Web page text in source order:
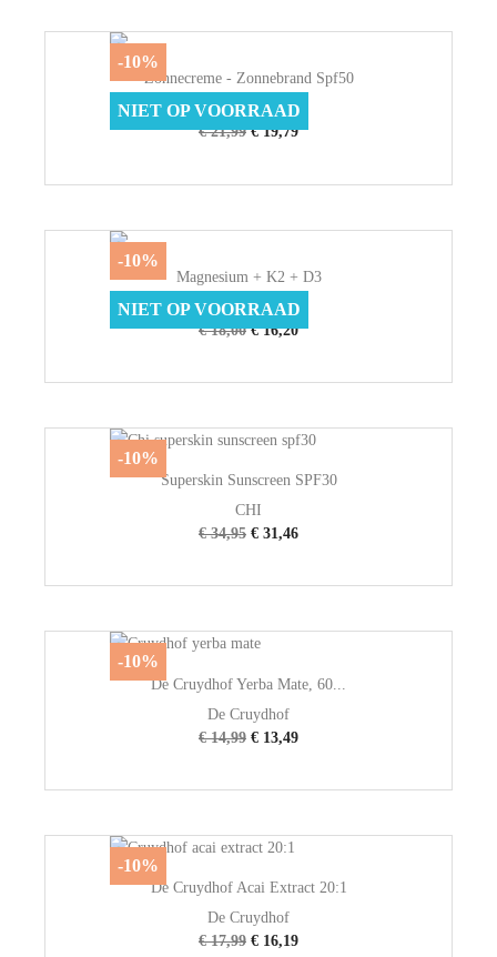
Zonnecreme - Zonnebrand Spf50
Blokzeep
€ 21,99 € 19,79
-10%
NIET OP VOORRAAD
Magnesium + K2 + D3
Physalis
€ 18,00 € 16,20
-10%
NIET OP VOORRAAD
Superskin Sunscreen SPF30
CHI
€ 34,95 € 31,46
-10%
De Cruydhof Yerba Mate, 60...
De Cruydhof
€ 14,99 € 13,49
-10%
De Cruydhof Acai Extract 20:1
De Cruydhof
€ 17,99 € 16,19
-10%